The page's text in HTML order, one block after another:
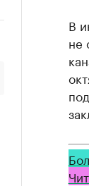
В
не